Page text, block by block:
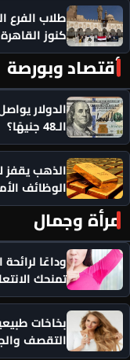
طلاب الفرع
كنوز
أقتصاد وبورصة
الدولار
الـ48 جنيهًا؟
الذهب يقفز
الوظائف
مرأة وجمال
تمنحك
بخاخات
التقصف